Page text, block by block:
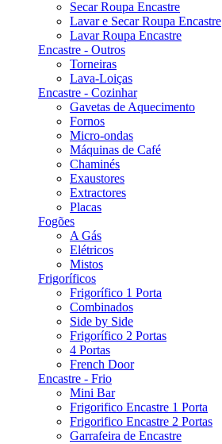
Secar Roupa Encastre
Lavar e Secar Roupa Encastre
Lavar Roupa Encastre
Encastre - Outros
Torneiras
Lava-Loiças
Encastre - Cozinhar
Gavetas de Aquecimento
Fornos
Micro-ondas
Máquinas de Café
Chaminés
Exaustores
Extractores
Placas
Fogões
A Gás
Elétricos
Mistos
Frigoríficos
Frigorífico 1 Porta
Combinados
Side by Side
Frigorífico 2 Portas
4 Portas
French Door
Encastre - Frio
Mini Bar
Frigorifico Encastre 1 Porta
Frigorifico Encastre 2 Portas
Garrafeira de Encastre